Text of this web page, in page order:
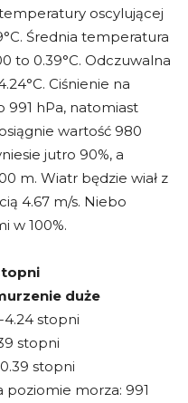
oscylującej
Średnia temperatura
to 0.39°C. Odczuwalna
Ciśnienie na
991 hPa, natomiast
wartość 980
jutro 90%, a
m. Wiatr będzie wiał z
4.67 m/s. Niebo
w 100%.
duże
stopni
stopni
stopni
poziomie morza: 991